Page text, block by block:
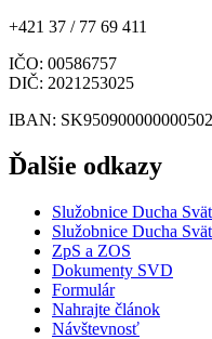
+421 37 / 77 69 411
IČO: 00586757
DIČ: 2021253025
IBAN:
Ďalšie odkazy
Služobnice Ducha
Služobnice Ducha
ZpS a ZOS
Dokumenty SVD
Formulár
Nahrajte článok
Návštevnosť